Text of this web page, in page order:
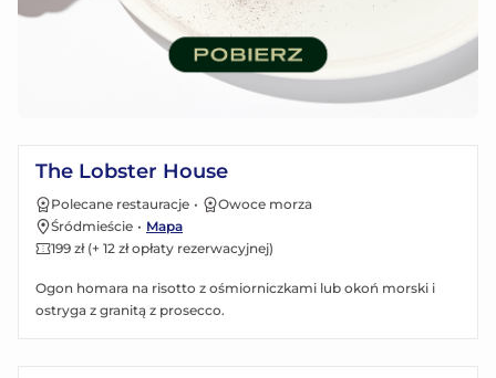
The Lobster House
Polecane restauracje •
Owoce morza
Śródmieście • Mapa
199 zł (+ 12 zł opłaty rezerwacyjnej)
Ogon homara na risotto z ośmiorniczkami lub okoń morski i
ostryga z granitą z prosecco.